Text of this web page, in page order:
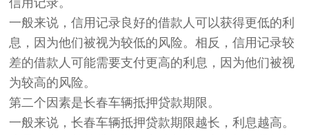
信用记录。
一般来说，信用记录良好的借款人可以获得更低的利
息，因为他们被视为较低的风险。相反，信用记录较
差的借款人可能需要支付更高的利息，因为他们被视
为较高的风险。
第二个因素是长春车辆抵押贷款期限。
一般来说，长春车辆抵押贷款期限越长，利息越高。